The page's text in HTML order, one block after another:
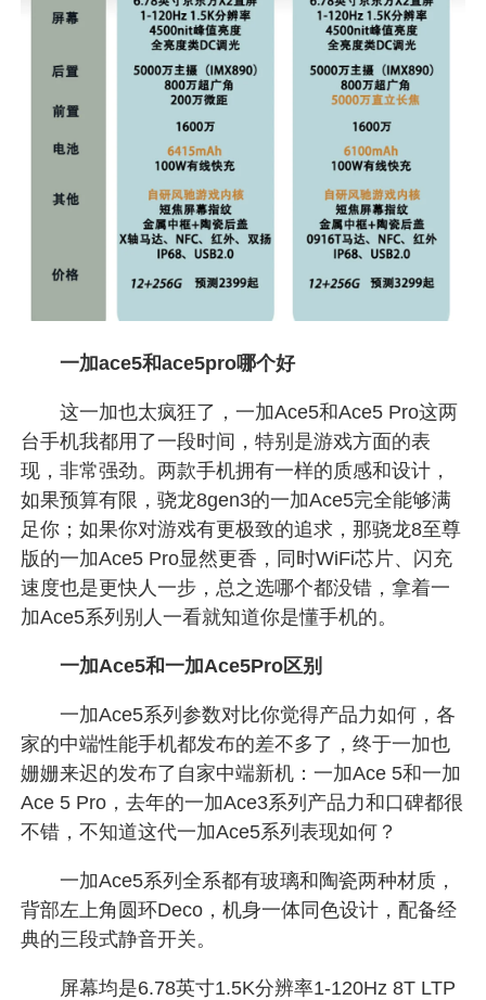
一加ace5和ace5pro哪个好
这一加也太疯狂了，一加Ace5和Ace5 Pro这两
台手机我都用了一段时间，特别是游戏方面的表
现，非常强劲。两款手机拥有一样的质感和设计，
如果预算有限，骁龙8gen3的一加Ace5完全能够满
足你；如果你对游戏有更极致的追求，那骁龙8至尊
版的一加Ace5 Pro显然更香，同时WiFi芯片、闪充
速度也是更快人一步，总之选哪个都没错，拿着一
加Ace5系列别人一看就知道你是懂手机的。
一加Ace5和一加Ace5Pro区别
一加Ace5系列参数对比你觉得产品力如何，各
家的中端性能手机都发布的差不多了，终于一加也
姗姗来迟的发布了自家中端新机：一加Ace 5和一加
Ace 5 Pro，去年的一加Ace3系列产品力和口碑都很
不错，不知道这代一加Ace5系列表现如何？
一加Ace5系列全系都有玻璃和陶瓷两种材质，
背部左上角圆环Deco，机身一体同色设计，配备经
典的三段式静音开关。
屏幕均是6.78英寸1.5K分辨率1-120Hz 8T LTP